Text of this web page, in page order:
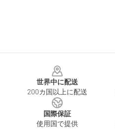
世界中に配送
200カ国以上に配送
国際保証
使用国で提供